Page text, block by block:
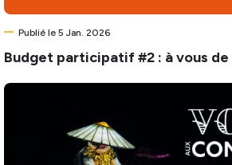
Publié le 5 Jan. 2026
Budget participatif #2 : à vous